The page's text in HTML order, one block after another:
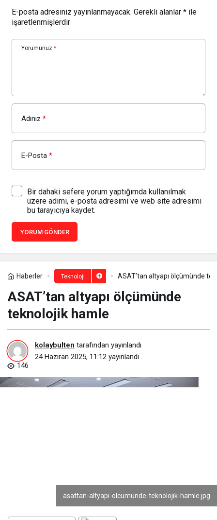
E-posta adresiniz yayınlanmayacak. Gerekli alanlar * ile
işaretlenmişlerdir
Yorumunuz *
Adınız *
E-Posta *
Bir dahaki sefere yorum yaptığımda kullanılmak
üzere adımı, e-posta adresimi ve web site adresimi
bu tarayıcıya kaydet.
YORUM GÖNDER
Haberler Teknoloji ASAT’tan altyapı ölçümünde
ASAT’tan altyapı ölçümünde
teknolojik hamle
kolaybulten tarafından yayınlandı
24 Haziran 2025, 11:12 yayınlandı
146
asattan-altyapi-olcumunde-teknolojik-hamle.jpg